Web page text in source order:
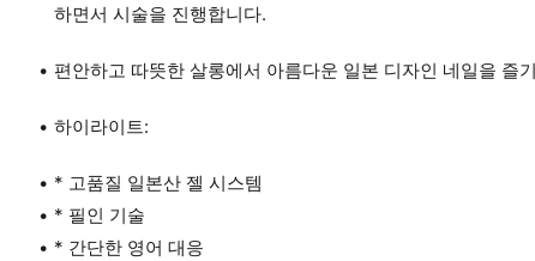
하면서 시술을 진행합니다.
편안하고 따뜻한 살롱에서 아름다운 일본 디자인 네일을 즐
하이라이트:
* 고품질 일본산 젤 시스템
* 필인 기술
* 간단한 영어 대응